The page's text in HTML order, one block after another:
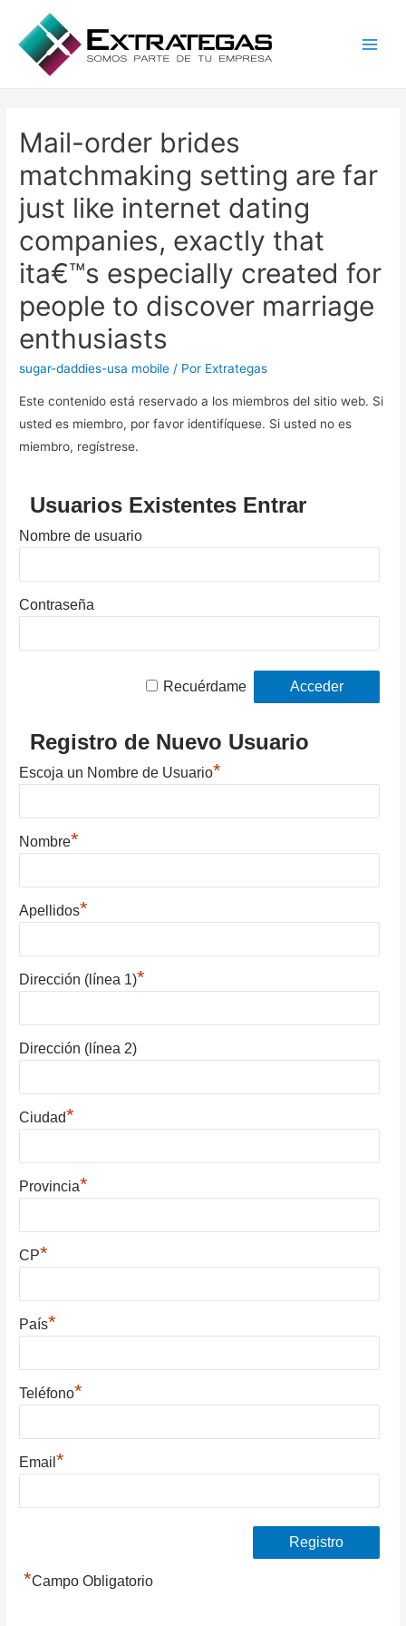
Mail-order brides
matchmaking setting are far
just like internet dating
companies, exactly that
ita€™s especially created for
people to discover marriage
enthusiasts
sugar-daddies-usa mobile / Por Extrategas
Este contenido está reservado a los miembros del sitio web. Si
usted es miembro, por favor identifíquese. Si usted no es
miembro, regístrese.
Usuarios Existentes Entrar
Nombre de usuario
Contraseña
Recuérdame
Registro de Nuevo Usuario
Escoja un Nombre de Usuario*
Nombre*
Apellidos*
Dirección (línea 1)*
Dirección (línea 2)
Ciudad*
Provincia*
CP*
País*
Teléfono*
Email*
*Campo Obligatorio